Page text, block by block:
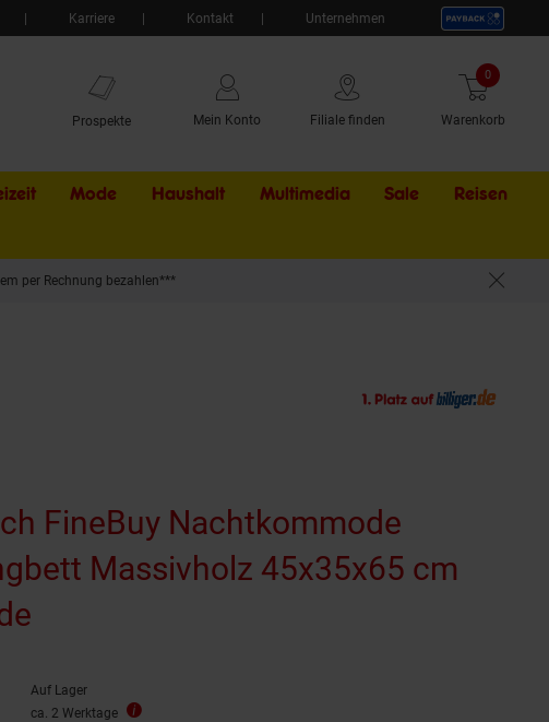
Karriere Kontakt Unternehmen
Prospekte Mein Konto Filiale finden Warenkorb
0 Artikel
Mode Haushalt Multimedia Sale Externer
Reisen
per Rechnung bezahlen***
FineBuy Nachtkommode
Massivholz 45x35x65 cm
Auf Lager
ca. 2 Werktage